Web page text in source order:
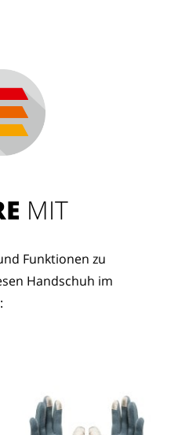
MIT
Funktionen zu
Handschuh im